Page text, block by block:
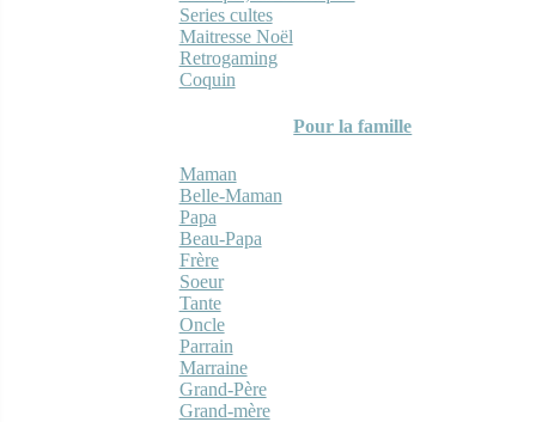
Series cultes
Maitresse Noël
Retrogaming
Coquin
Pour la famille
Maman
Belle-Maman
Papa
Beau-Papa
Frère
Soeur
Tante
Oncle
Parrain
Marraine
Grand-Père
Grand-mère